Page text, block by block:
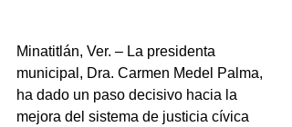
Minatitlán, Ver. – La presidenta
municipal, Dra. Carmen Medel Palma,
ha dado un paso decisivo hacia la
mejora del sistema de justicia cívica